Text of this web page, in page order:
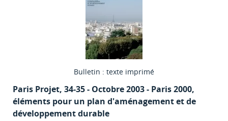
Bulletin : texte imprimé
Paris Projet, 34-35 - Octobre 2003 - Paris 2000,
éléments pour un plan d'aménagement et de
développement durable